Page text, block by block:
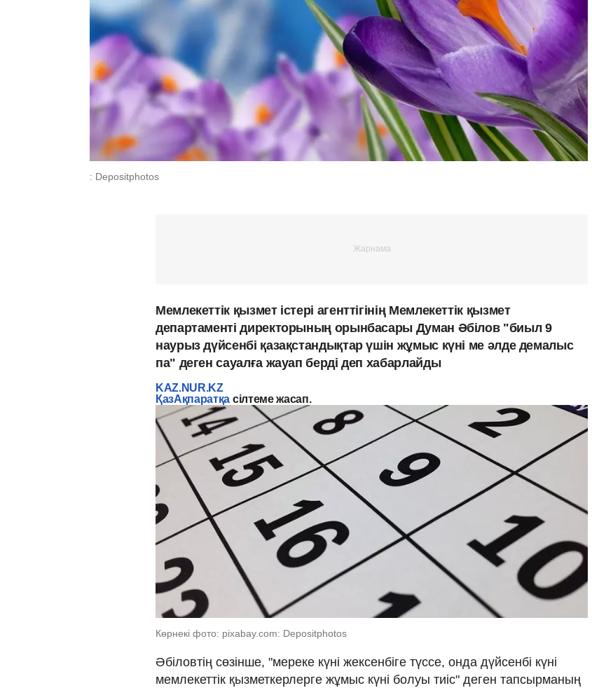
: Depositphotos
Мемлекеттік қызмет істері агенттігінің Мемлекеттік қызмет
департаменті директорының орынбасары Думан Әбілов "биыл 9
наурыз дүйсенбі қазақстандықтар үшін жұмыс күні ме әлде демалыс
па" деген сауалға жауап берді деп хабарлайды
KAZ.NUR.KZ
ҚазАқпаратқа сілтеме жасап.
Көрнекі фото: pixabay.com: Depositphotos
Әбіловтің сөзінше, "мереке күні жексенбіге түссе, онда дүйсенбі күні
мемлекеттік қызметкерлерге жұмыс күні болуы тиіс" деген тапсырманың